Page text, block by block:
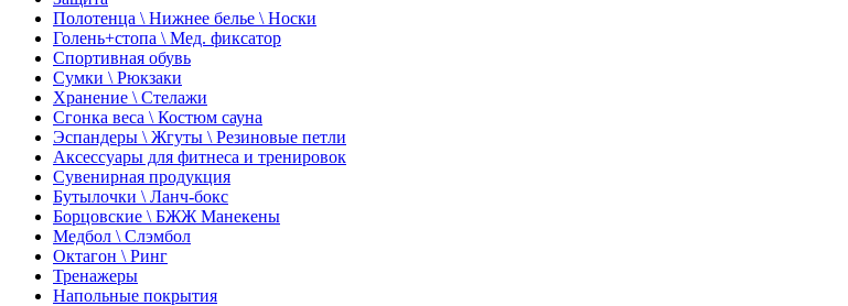
Полотенца \ Нижнее белье \ Носки
Голень+стопа \ Мед. фиксатор
Спортивная обувь
Сумки \ Рюкзаки
Хранение \ Стелажи
Сгонка веса \ Костюм сауна
Эспандеры \ Жгуты \ Резиновые петли
Аксессуары для фитнеса и тренировок
Сувенирная продукция
Бутылочки \ Ланч-бокс
Борцовские \ БЖЖ Манекены
Медбол \ Слэмбол
Октагон \ Ринг
Тренажеры
Напольные покрытия